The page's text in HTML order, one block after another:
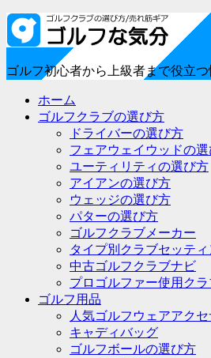
ゴルフ初心者から上級者まで役立つ
ホーム
ゴルフクラブの選び方
ドライバーの選び方
フェアウェイウッドの
ユーティリティの選び方
アイアンの選び方
ウェッジの選び方
パターの選び方
ゴルフクラブメーカー
タイプ別クラブセッテ
中古ゴルフクラブナビ
プロゴルファー使用クラ
ゴルフ用品
人気ゴルフウェアアクセ
キャディバッグ
ゴルフボールの選び方